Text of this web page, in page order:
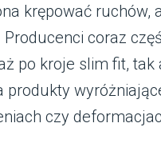
krępować ruchów,
Producenci coraz
po kroje slim fit,
produkty
czy